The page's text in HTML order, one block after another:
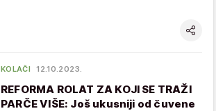
KOLAČI 12.10.2023.
REFORMA ROLAT ZA KOJI SE TRAŽI
PARČE VIŠE: Još ukusniji od čuvene